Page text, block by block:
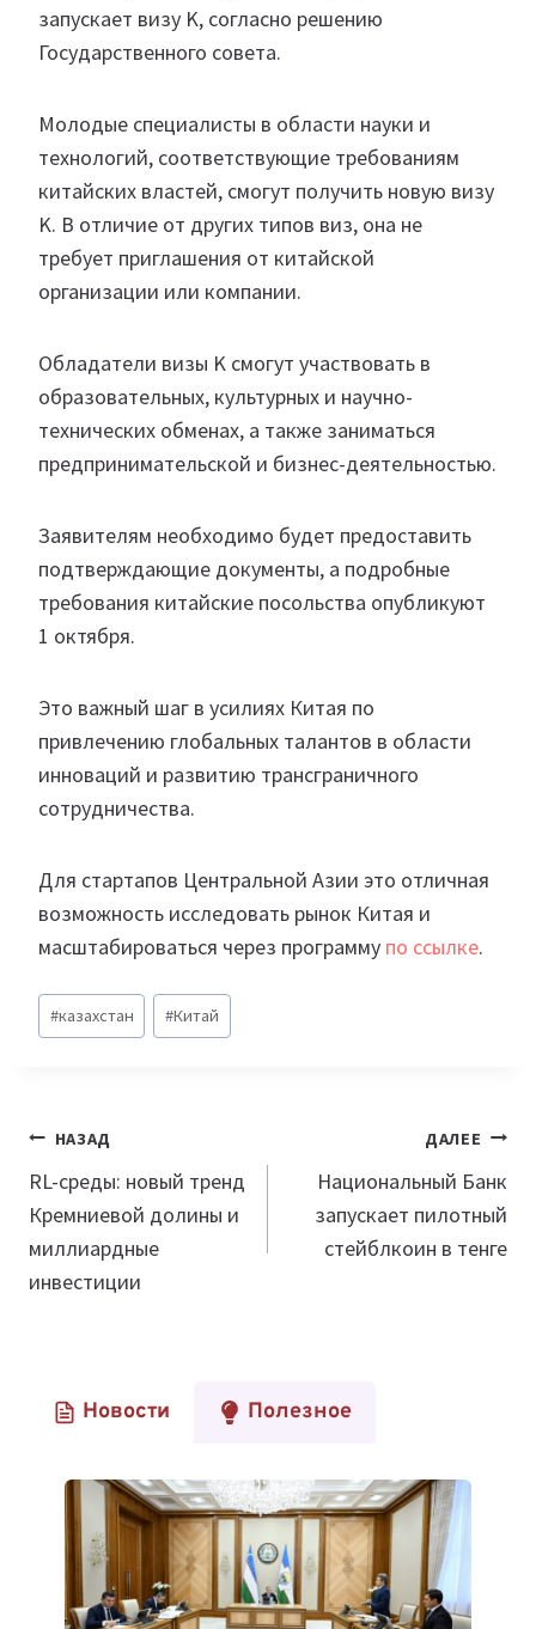
запускает визу K, согласно решению
Государственного совета.
Молодые специалисты в области науки и
технологий, соответствующие требованиям
китайских властей, смогут получить новую визу
K. В отличие от других типов виз, она не
требует приглашения от китайской
организации или компании.
Обладатели визы K смогут участвовать в
образовательных, культурных и научно-
технических обменах, а также заниматься
предпринимательской и бизнес-деятельностью.
Заявителям необходимо будет предоставить
подтверждающие документы, а подробные
требования китайские посольства опубликуют
1 октября.
Это важный шаг в усилиях Китая по
привлечению глобальных талантов в области
инноваций и развитию трансграничного
сотрудничества.
Для стартапов Центральной Азии это отличная
возможность исследовать рынок Китая и
масштабироваться через программу по ссылке.
Метки
записи:
#казахстан #Китай
Навигация
по
записям
НАЗАД
RL-среды: новый тренд
Кремниевой долины и
миллиардные
инвестиции
ДАЛЕЕ
Национальный Банк
запускает пилотный
стейблкоин в тенге
Новости Полезное